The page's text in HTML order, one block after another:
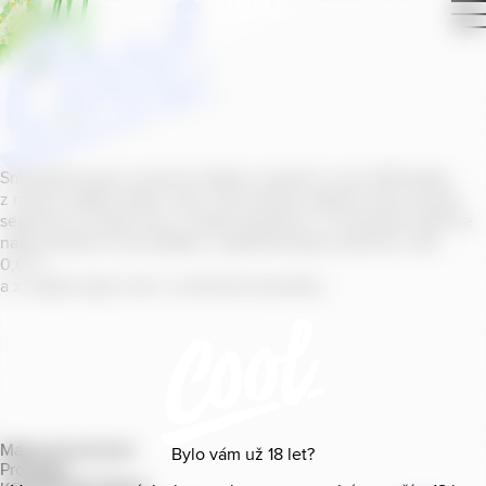
Bylo vám už 18 let?
Smícháním piva s ovocnou šťávou vytvořil v roce
z našich sládků
segmentu na bázi piva v České republice. V současné době se
naše portfolio Cool skládá z nealkoholických příchutí s alk.
0
a z nealko řady Cool+ s funkčními benefity.
Mapa provozoven
Produkty